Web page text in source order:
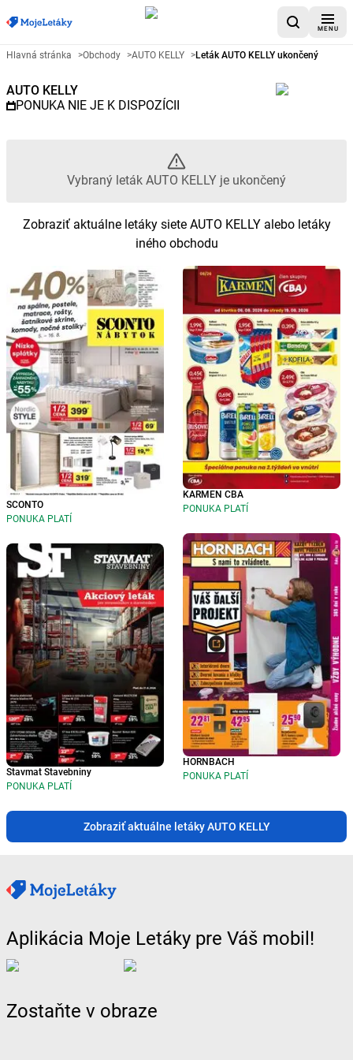
MENU
Reklamný leták AUTO KELLY -
Hlavná stránka >Obchody >AUTO KELLY >Leták AUTO KELLY ukončený
AUTO KELLY
PONUKA NIE JE K DISPOZÍCII
Vybraný leták AUTO KELLY je ukončený
Zobraziť aktuálne letáky siete AUTO KELLY alebo letáky
iného obchodu
SCONTO
PONUKA PLATÍ
Stavmat Stavebniny
PONUKA PLATÍ
KARMEN CBA
PONUKA PLATÍ
HORNBACH
PONUKA PLATÍ
Zobraziť aktuálne letáky AUTO KELLY
Aplikácia Moje Letáky pre Váš mobil!
Zostaňte v obraze